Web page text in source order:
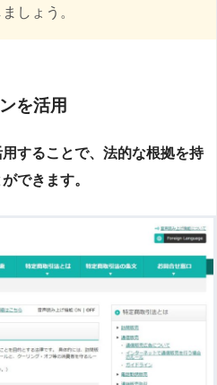
しょう。
を活用
することで、法的な根拠を持
できます。